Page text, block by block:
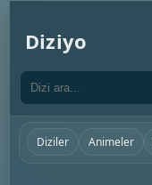
Diziyo
Diziler Animeler